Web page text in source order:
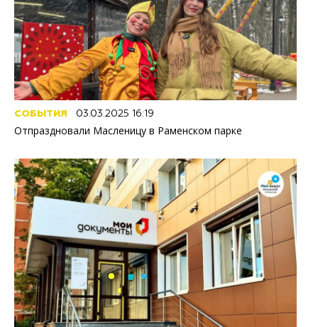
СОБЫТИЯ 03.03.2025 16:19
Отпраздновали Масленицу в Раменском парке